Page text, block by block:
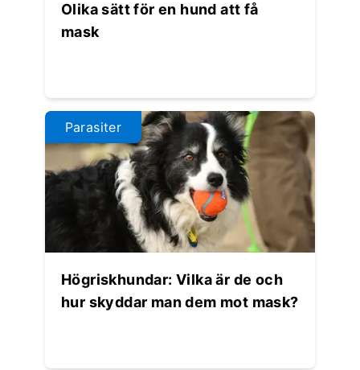
Olika sätt för en hund att få
mask
Parasiter
Högriskhundar: Vilka är de och
hur skyddar man dem mot mask?